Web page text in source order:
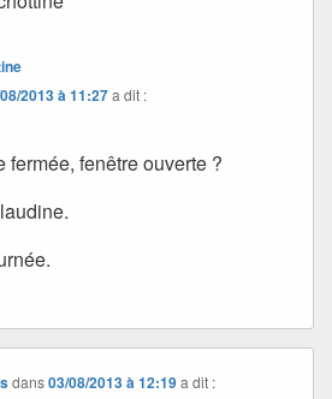
2013 à 11:27a dit :
fermée, fenêtre ouverte ?
dans03/08/2013 à 12:19 a dit :